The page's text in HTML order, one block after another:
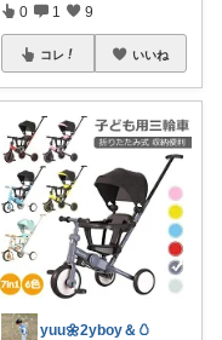
0 1 9
コレ いいね
yuu🌼2yboy＆🥚